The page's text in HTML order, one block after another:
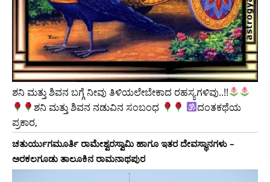
ಶನಿ ಮತ್ತು ಶಿವನ ಬಗ್ಗೆ ನೀವು ತಿಳಿಯಲೇಬೇಕಾದ ರಹಸ್ಯಗಳಿವು..!!
ಶನಿ ಮತ್ತು ಶಿವನ ನಡುವಿನ ಸಂಬಂಧ
ದಂತಕಥೆಯ
ಪ್ರಕಾರ,
ಚತುರ್ಯುಗಮೂರ್ತಿ ರಾಮೇಶ್ವರಸ್ವಾಮಿ ಹಾಗೂ ಇತರ ದೇವಸ್ಥಾನಗಳು –
ಅರಕಲಗೂಡು ತಾಲೂಕಿನ ರಾಮನಾಥಪುರ